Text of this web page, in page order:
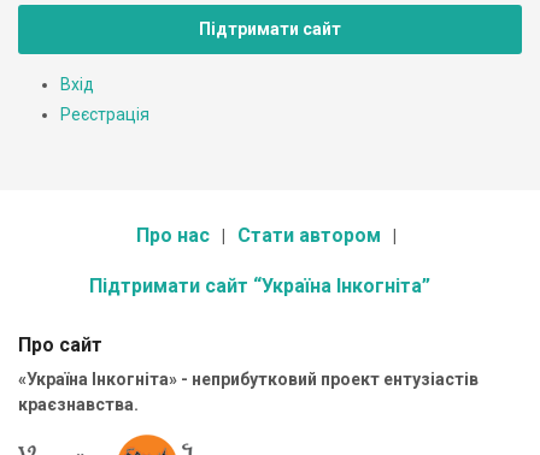
Підтримати сайт
Вхід
Реєстрація
Про нас Стати автором
Підтримати сайт “Україна Інкогніта”
Про сайт
«Україна Інкогніта» - неприбутковий проект ентузіастів
краєзнавства.